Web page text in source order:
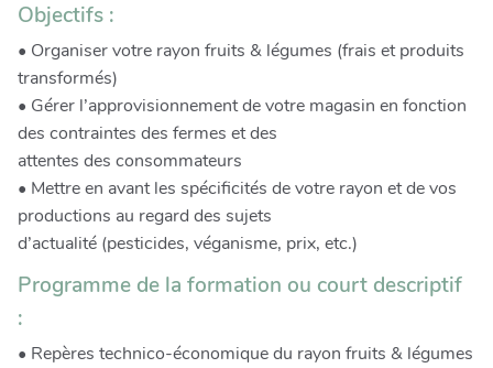
Objectifs :
• Organiser votre rayon fruits & légumes (frais et produits
transformés)
• Gérer l’approvisionnement de votre magasin en fonction
des contraintes des fermes et des
attentes des consommateurs
• Mettre en avant les spécificités de votre rayon et de vos
productions au regard des sujets
d’actualité (pesticides, véganisme, prix, etc.)
Programme de la formation ou court descriptif
:
• Repères technico-économique du rayon fruits & légumes